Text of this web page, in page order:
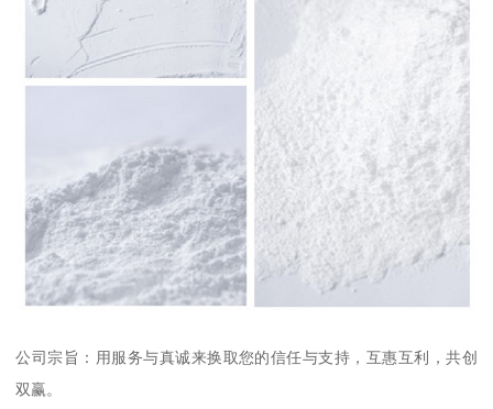
公司宗旨：用服务与真诚来换取您的信任与支持，互惠互利，共创
双赢。